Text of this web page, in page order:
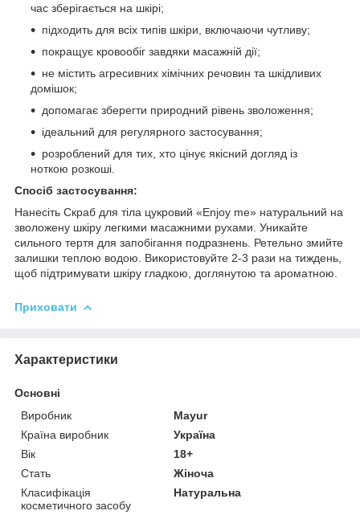
час зберігається на шкірі;
підходить для всіх типів шкіри, включаючи чутливу;
покращує кровообіг завдяки масажній дії;
не містить агресивних хімічних речовин та шкідливих
домішок;
допомагає зберегти природний рівень зволоження;
ідеальний для регулярного застосування;
розроблений для тих, хто цінує якісний догляд із
ноткою розкоші.
Спосіб застосування:
Нанесіть Скраб для тіла цукровий «Enjoy me» натуральний на
зволожену шкіру легкими масажними рухами. Уникайте
сильного тертя для запобігання подразнень. Ретельно змийте
залишки теплою водою. Використовуйте 2-3 рази на тиждень,
щоб підтримувати шкіру гладкою, доглянутою та ароматною.
Приховати
Характеристики
Основні
Виробник
Mayur
Країна виробник
Україна
Вік
18+
Стать
Жіноча
Класифікація
косметичного засобу
Натуральна